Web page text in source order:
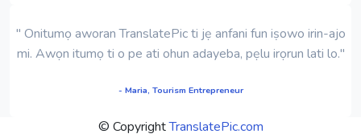
" Onitumọ aworan TranslatePic ti jẹ anfani fun iṣowo irin-ajo
mi. Awọn itumọ ti o pe ati ohun adayeba, pẹlu irọrun lati lo."
- Maria, Tourism Entrepreneur
© CopyrightTranslatePic.com